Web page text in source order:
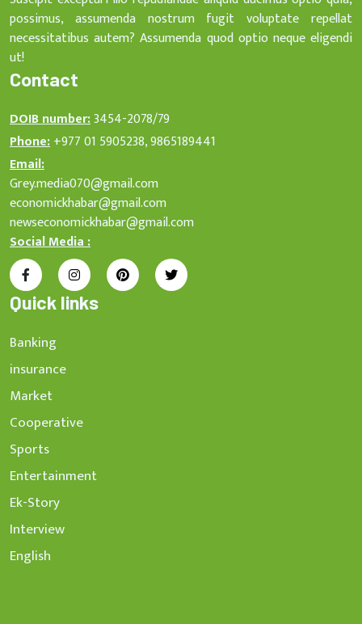
possimus, assumenda nostrum fugit voluptate repellat
necessitatibus autem? Assumenda quod optio neque eligendi
ut!
Contact
DOIB number:3454-2078/79
Phone:+977 01 5905238, 9865189441
Email:
Grey.media070@gmail.com
economickhabar@gmail.com
newseconomickhabar@gmail.com
Social Media :
Quick links
Banking
insurance
Market
Cooperative
Sports
Entertainment
Ek-Story
Interview
English